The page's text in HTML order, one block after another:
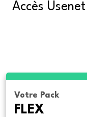
Accès
Votre Pack
FLEX